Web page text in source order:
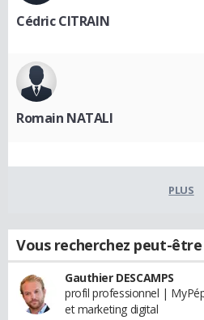
Cédric CITRAIN
Romain NATALI
PLUS
Vous recherchez peut-être
Gauthier DESCAMPS
profil professionnel |
et marketing digital